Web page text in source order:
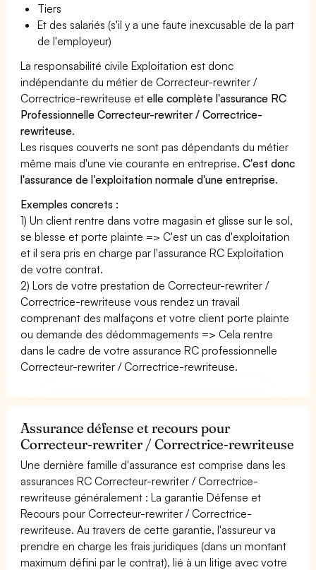
Tiers
Et des salariés (s'il y a une faute inexcusable de la part
de l'employeur)
La responsabilité civile Exploitation est donc
indépendante du métier de Correcteur-rewriter /
Correctrice-rewriteuse etelle complète l'assurance RC
Professionnelle Correcteur-rewriter / Correctrice-
rewriteuse.
Les risques couverts ne sont pas dépendants du métier
même mais d'une vie courante en entreprise.C'est donc
l'assurance de l'exploitation normale d'une entreprise.
Exemples concrets :
1) Un client rentre dans votre magasin et glisse sur le sol,
se blesse et porte plainte => C'est un cas d'exploitation
et il sera pris en charge par l'assurance RC Exploitation
de votre contrat.
2) Lors de votre prestation de Correcteur-rewriter /
Correctrice-rewriteuse vous rendez un travail
comprenant des malfaçons et votre client porte plainte
ou demande des dédommagements => Cela rentre
dans le cadre de votre assurance RC professionnelle
Correcteur-rewriter / Correctrice-rewriteuse.
Assurance défense et recours pour
Correcteur-rewriter / Correctrice-rewriteuse
Une dernière famille d'assurance est comprise dans les
assurances RC Correcteur-rewriter / Correctrice-
rewriteuse généralement : La garantie Défense et
Recours pour Correcteur-rewriter / Correctrice-
rewriteuse. Au travers de cette garantie, l'assureur va
prendre en charge les frais juridiques (dans un montant
maximum défini par le contrat), lié à un litige avec votre